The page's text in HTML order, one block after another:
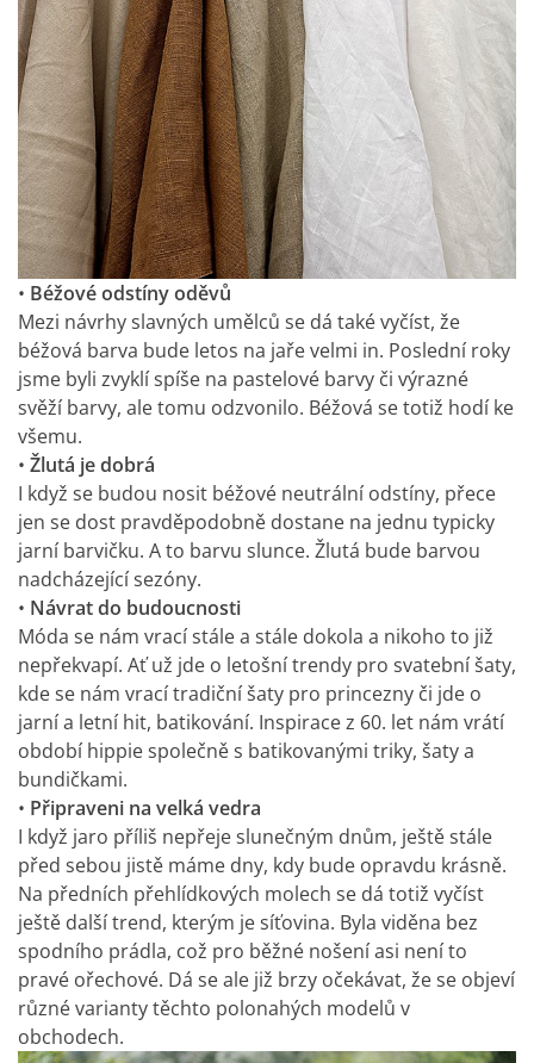
• Béžové odstíny oděvů
Mezi návrhy slavných umělců se dá také vyčíst, že
béžová barva bude letos na jaře velmi in. Poslední roky
jsme byli zvyklí spíše na pastelové barvy či výrazné
svěží barvy, ale tomu odzvonilo. Béžová se totiž hodí ke
všemu.
• Žlutá je dobrá
I když se budou nosit béžové neutrální odstíny, přece
jen se dost pravděpodobně dostane na jednu typicky
jarní barvičku. A to barvu slunce. Žlutá bude barvou
nadcházející sezóny.
• Návrat do budoucnosti
Móda se nám vrací stále a stále dokola a nikoho to již
nepřekvapí. Ať už jde o letošní trendy pro svatební šaty,
kde se nám vrací tradiční šaty pro princezny či jde o
jarní a letní hit, batikování. Inspirace z 60. let nám vrátí
období hippie společně s batikovanými triky, šaty a
bundičkami.
• Připraveni na velká vedra
I když jaro příliš nepřeje slunečným dnům, ještě stále
před sebou jistě máme dny, kdy bude opravdu krásně.
Na předních přehlídkových molech se dá totiž vyčíst
ještě další trend, kterým je síťovina. Byla viděna bez
spodního prádla, což pro běžné nošení asi není to
pravé ořechové. Dá se ale již brzy očekávat, že se objeví
různé varianty těchto polonahých modelů v
obchodech.